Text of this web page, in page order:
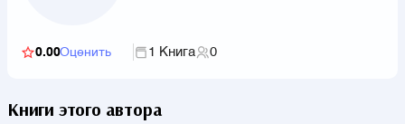
0.00Оценить 1 Книга 0
Книги этого автора